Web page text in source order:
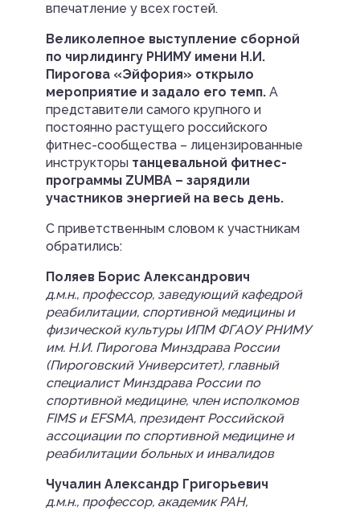
впечатление у всех гостей.
Великолепное выступление сборной
по чирлидингу РНИМУ имени Н.И.
Пирогова «Эйфория» открыло
мероприятие и задало его темп.А
представители самого крупного и
постоянно растущего российского
фитнес-сообщества – лицензированные
инструкторы танцевальной фитнес-
программы ZUMBA – зарядили
участников энергией на весь день.
С приветственным словом к участникам
обратились:
Поляев Борис Александрович
д.м.н., профессор, заведующий кафедрой
реабилитации, спортивной медицины и
физической культуры ИПМ ФГАОУ РНИМУ
им. Н.И. Пирогова Минздрава России
(Пироговский Университет), главный
специалист Минздрава России по
спортивной медицине, член исполкомов
FIMS и EFSMA, президент Российской
ассоциации по спортивной медицине и
реабилитации больных и инвалидов
Чучалин Александр Григорьевич
д.м.н., профессор, академик РАН,